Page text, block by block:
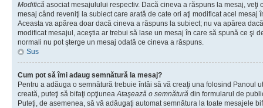
Modifică asociat mesajulului respectiv. Dacă cineva a răspuns la mesaj, veţi
mesaj când reveniţi la subiect care arată de cate ori aţi modificat acel mesaj
Aceasta va apărea doar dacă cineva a răspuns la subiect; nu va apărea
modificat mesajul, aceştia ar trebui să lase un mesaj în care să spună ce şi
normali nu pot şterge un mesaj odată ce cineva a răspuns.
Sus
Cum pot să îmi adaug semnătură la mesaj?
Pentru a adăuga o semnătură trebuie întâi să vă creaţi una folosind Panoul
creată, puteţi să bifaţi opţiuneaAtaşează o semnătură din formularul de
Puteţi, de asemenea, să vă adăugaţi automat semnătura la toate mesajele